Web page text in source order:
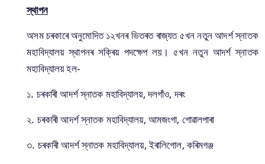
স্থাপন
অসম চৰকাৰে অনুমোদিত ১২খনৰ ভিতৰত ৰাজ্যত ৫খন নতুন আদৰ্শ স্নাতক
মহাবিদ্যালয় স্থাপনৰ সক্ৰিয় পদক্ষেপ লয়। ৫খন নতুন আদৰ্শ স্নাতক
মহাবিদ্যালয় হল-
১. চৰকাৰী আদৰ্শ স্নাতক মহাবিদ্যালয়, দলগাঁও, দৰং
২. চৰকাৰী আদৰ্শ স্নাতক মহাবিদ্যালয়, আমজংগা, গোৱালপাৰা
৩. চৰকাৰী আদৰ্শ স্নাতক মহাবিদ্যালয়, ইৰালিগোল, কৰিমগঞ্জ